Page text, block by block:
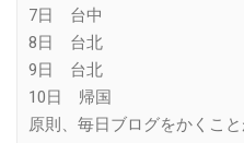
7日 台中
8日 台北
9日 台北
10日 帰国
原則、毎日ブログをかくこと